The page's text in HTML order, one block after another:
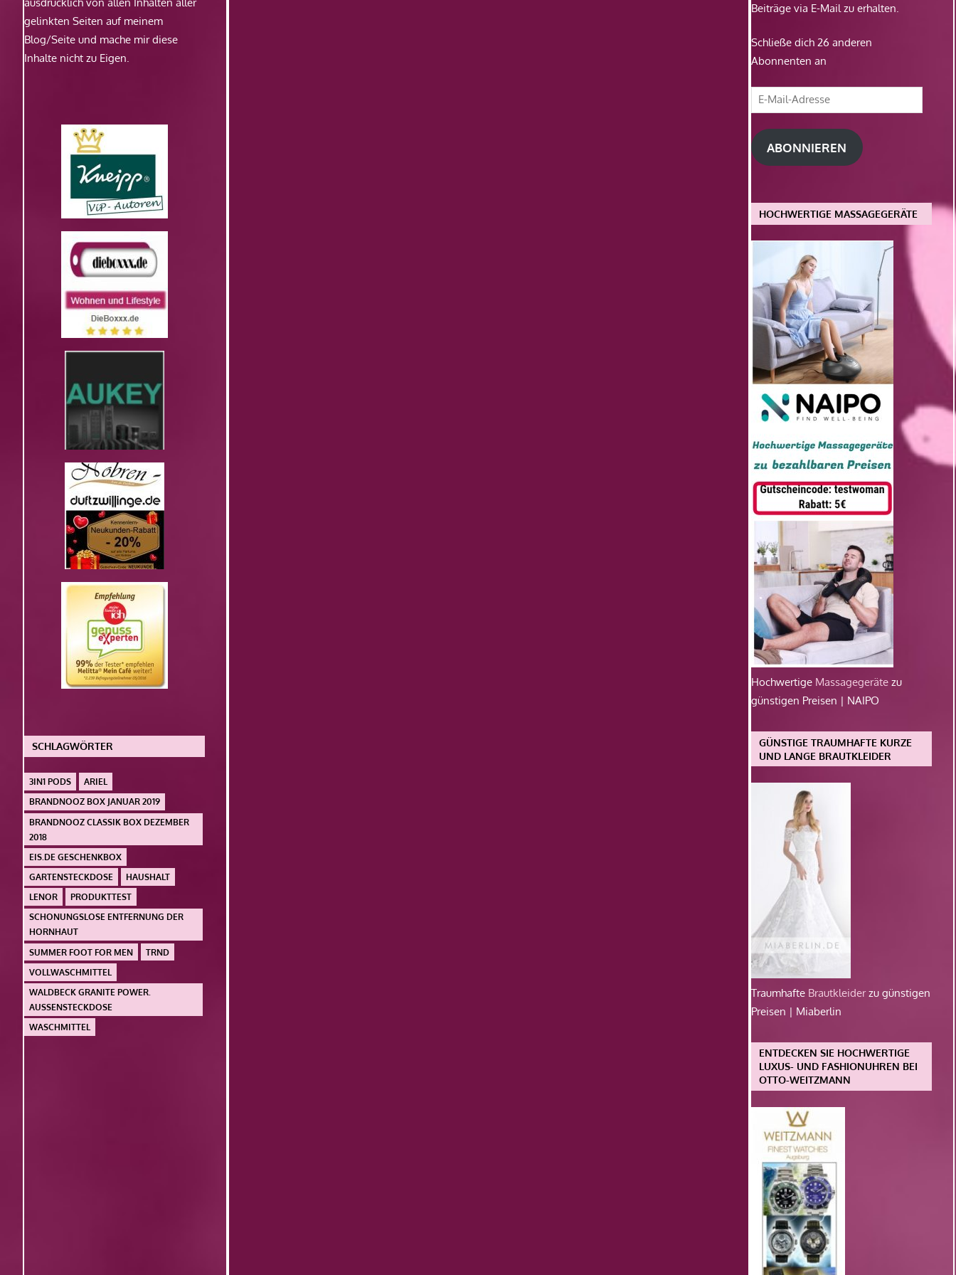
gelinkten Seiten auf meinem
Blog/Seite und mache mir diese
Inhalte nicht zu Eigen.
SCHLAGWÖRTER
3IN1 PODS
ARIEL
BRANDNOOZ BOX JANUAR 2019
BRANDNOOZ CLASSIK BOX DEZEMBER
2018
EIS.DE GESCHENKBOX
GARTENSTECKDOSE
HAUSHALT
LENOR
PRODUKTTEST
SCHONUNGSLOSE ENTFERNUNG DER
HORNHAUT
SUMMER FOOT FOR MEN
TRND
VOLLWASCHMITTEL
WALDBECK GRANITE POWER.
AUSSENSTECKDOSE
WASCHMITTEL
Beiträge via E-Mail zu erhalten.
Schließe dich 26 anderen
Abonnenten an
E-
Mail-
Adresse
ABONNIEREN
HOCHWERTIGE MASSAGEGERÄTE
Hochwertige Massagegeräte zu
günstigen Preisen | NAIPO
GÜNSTIGE TRAUMHAFTE KURZE
UND LANGE BRAUTKLEIDER
Traumhafte Brautkleiderzu günstigen
Preisen | Miaberlin
ENTDECKEN SIE HOCHWERTIGE
LUXUS- UND FASHIONUHREN BEI
OTTO-WEITZMANN